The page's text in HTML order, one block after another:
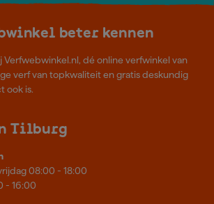
beter kennen
Verfwebwinkel.nl, dé online verfwinkel van
verf van topkwaliteit en gratis deskundig
ook is.
Tilburg
08:00 - 18:00
- 16:00